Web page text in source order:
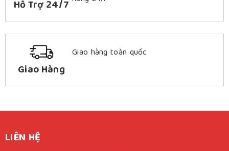
Hỗ Trợ 24/7
Giao Hàng
Giao hàng toàn quốc
LIÊN HỆ